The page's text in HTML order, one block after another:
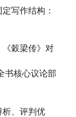
写作结构：
穀梁传》对
书核心议论部
析、评判优